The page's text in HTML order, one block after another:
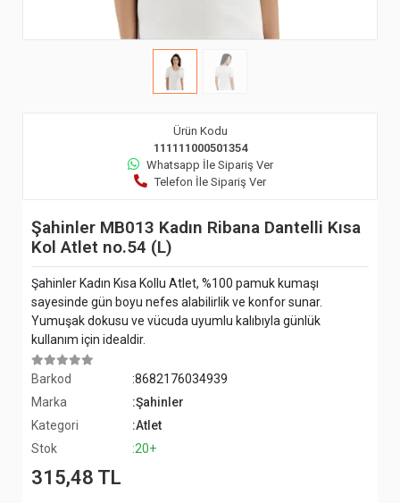
Ürün Kodu
111111000501354
Whatsapp İle Sipariş Ver
Telefon İle Sipariş Ver
Şahinler MB013 Kadın Ribana Dantelli Kısa
Kol Atlet no.54 (L)
Şahinler Kadın Kısa Kollu Atlet, %100 pamuk kumaşı
sayesinde gün boyu nefes alabilirlik ve konfor sunar.
Yumuşak dokusu ve vücuda uyumlu kalıbıyla günlük
kullanım için idealdir.
Barkod
:8682176034939
Marka
:Şahinler
Kategori
:Atlet
Stok
:20+
315,48 TL